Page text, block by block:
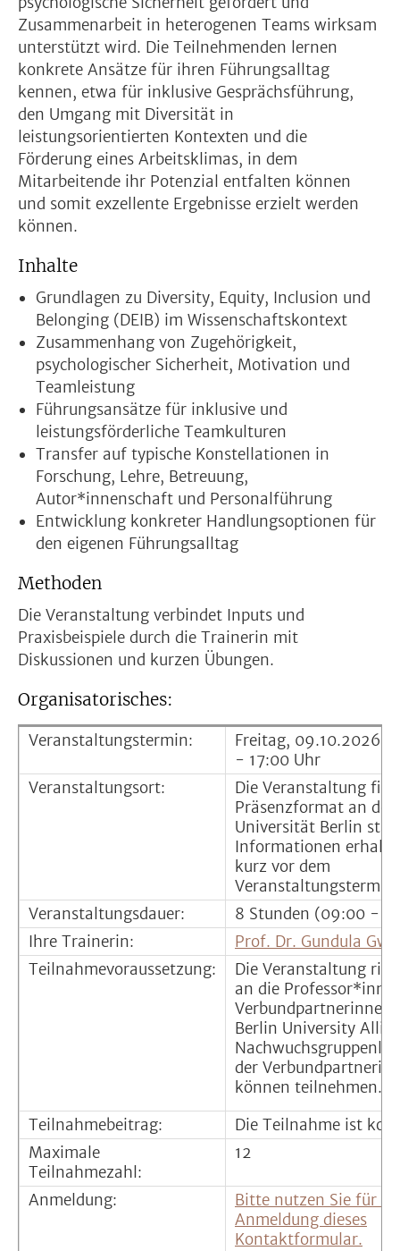
Zusammenarbeit in heterogenen Teams wirksam
unterstützt wird. Die Teilnehmenden lernen
konkrete Ansätze für ihren Führungsalltag
kennen, etwa für inklusive Gesprächsführung,
den Umgang mit Diversität in
leistungsorientierten Kontexten und die
Förderung eines Arbeitsklimas, in dem
Mitarbeitende ihr Potenzial entfalten können
und somit exzellente Ergebnisse erzielt werden
können.
Inhalte
Grundlagen zu Diversity, Equity, Inclusion und
Belonging (DEIB) im Wissenschaftskontext
Zusammenhang von Zugehörigkeit,
psychologischer Sicherheit, Motivation und
Teamleistung
Führungsansätze für inklusive und
leistungsförderliche Teamkulturen
Transfer auf typische Konstellationen in
Forschung, Lehre, Betreuung,
Autor*innenschaft und Personalführung
Entwicklung konkreter Handlungsoptionen für
den eigenen Führungsalltag
Methoden
Die Veranstaltung verbindet Inputs und
Praxisbeispiele durch die Trainerin mit
Diskussionen und kurzen Übungen.
Organisatorisches:
Veranstaltungstermin:
Freitag, 09.10.2026,
- 17:00 Uhr
Veranstaltungsort:
Die Veranstaltung
Präsenzformat an der
Universität Berlin
Informationen
kurz vor dem
Veranstaltungstermin.
Veranstaltungsdauer:
8 Stunden (09:00 -
Ihre Trainerin:
Prof. Dr. Gundula
Teilnahmevoraussetzung:
Die Veranstaltung
an die
Verbundpartnerinnen
Berlin University
der
können teilnehmen.
Teilnahmebeitrag:
Die Teilnahme ist
Maximale
Teilnahmezahl:
12
Anmeldung:
Bitte nutzen Sie für
Anmeldung dieses
Kontaktformular.